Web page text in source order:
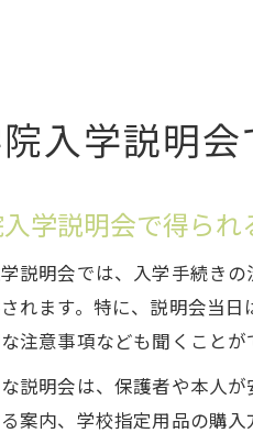
入学説明
学説明会で得ら
説明会では、入学手続き
れます。特に、説明会当
注意事項なども聞くことが
説明会は、保護者や本人
案内、学校指定用品の購